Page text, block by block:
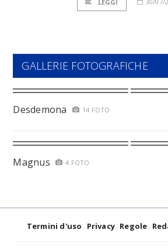
LEGGI
GALLERIE FOTOGRAFICHE
Desdemona 14 FOTO
Magnus 4 FOTO
Termini d'uso Privacy Regole